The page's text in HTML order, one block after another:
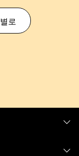
별로